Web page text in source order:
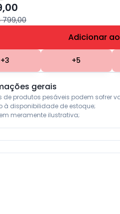
799,00
Adicionar
+3 +5
gerais
de produtos pesáveis podem sofrer
à disponibilidade de estoque;
meramente ilustrativa;